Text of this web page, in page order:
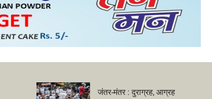
जंतर-मंतर : दुराग्रह, आग्रह